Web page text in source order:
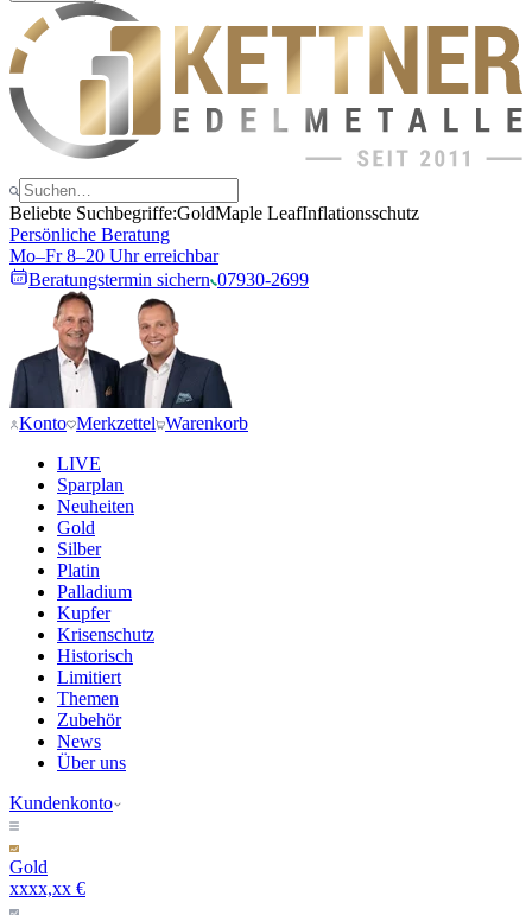
Beliebte Suchbegriffe:GoldMaple LeafInflationsschutz
Persönliche Beratung
Mo–Fr 8–20 Uhr erreichbar
Beratungstermin sichern 07930-2699
Konto Merkzettel Warenkorb
LIVE
Sparplan
Neuheiten
Gold
Silber
Platin
Palladium
Kupfer
Krisenschutz
Historisch
Limitiert
Themen
Zubehör
News
Über uns
Kundenkonto
Gold
xxxx,xx €